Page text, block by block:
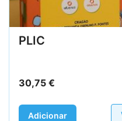
PLIC
30,75 €
Adicionar